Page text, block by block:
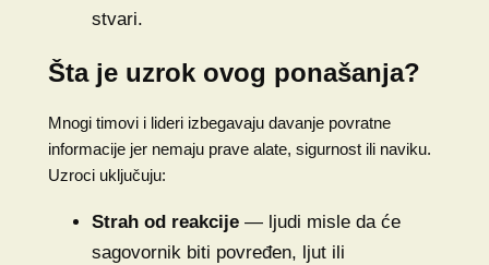
stvari.
Šta je uzrok ovog ponašanja?
Mnogi timovi i lideri izbegavaju davanje povratne
informacije jer nemaju prave alate, sigurnost ili naviku.
Uzroci uključuju:
Strah od reakcije— ljudi misle da će
sagovornik biti povređen, ljut ili